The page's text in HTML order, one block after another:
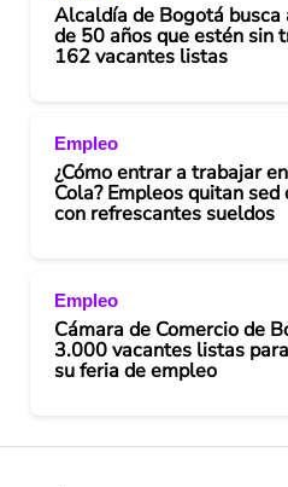
Alcaldía de Bogotá busca
de 50 años que estén sin
162 vacantes listas
Empleo
¿Cómo entrar a trabajar
Cola? Empleos quitan sed
con refrescantes sueldos
Empleo
Cámara de Comercio de
3.000 vacantes listas
su feria de empleo